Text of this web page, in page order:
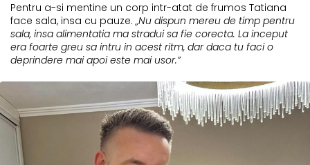
Pentru a-si mentine un corp intr-atat de frumos Tatiana
face sala, insa cu pauze.„Nu dispun mereu de timp pentru
sala, insa alimentatia ma stradui sa fie corecta. La inceput
era foarte greu sa intru in acest ritm, dar daca tu faci o
deprindere mai apoi este mai usor.”